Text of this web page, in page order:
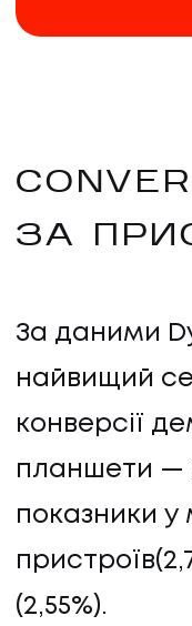
ЗА
За даними
найвищий
конверсії
планшети —
показники у
(2,55%).